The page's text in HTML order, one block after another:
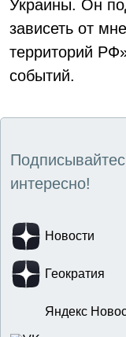
Украины. Он
зависеть от
территорий
событий.
интересно!
Новости
Геократия
Яндекс